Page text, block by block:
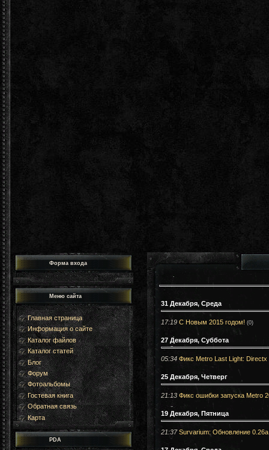
Форма входа
Меню сайта
Главная страница
Информация о сайте
Каталог файлов
Каталог статей
Блог
Форум
Фотоальбомы
Гостевая книга
Обратная связь
Карта
PDA
31 Декабря, Среда
17:19 С Новым 2015 годом! (0)
27 Декабря, Суббота
05:34 Фикс Metro Last Light: Directx
25 Декабря, Четверг
21:13 Фикс ошибки запуска Metro
19 Декабря, Пятница
21:37 Survarium: Обновление 0.26а